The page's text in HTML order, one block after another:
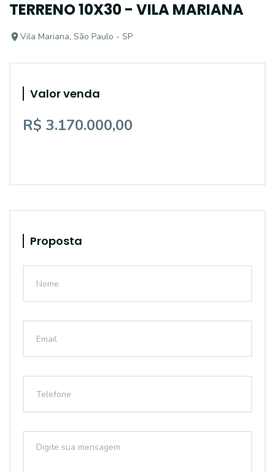
TERRENO 10X30 - VILA MARIANA
Vila Mariana, São Paulo - SP
Valor venda
R$ 3.170.000,00
Proposta